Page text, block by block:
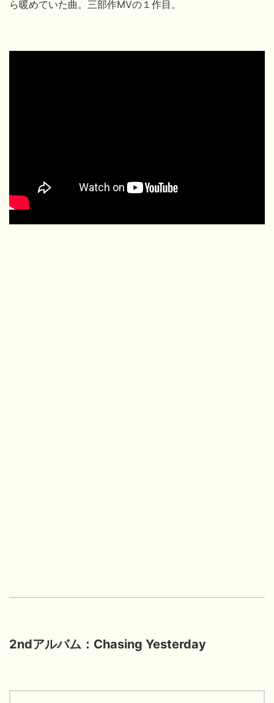
ら暖めていた曲。三部作MVの１作目。
2ndアルバム：Chasing Yesterday